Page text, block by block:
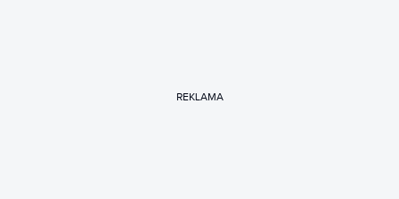
REKLAMA